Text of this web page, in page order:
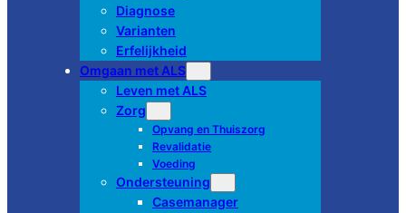
Diagnose
Varianten
Erfelijkheid
Omgaan met ALS
Leven met ALS
Zorg
Opvang en Thuiszorg
Revalidatie
Voeding
Ondersteuning
Casemanager